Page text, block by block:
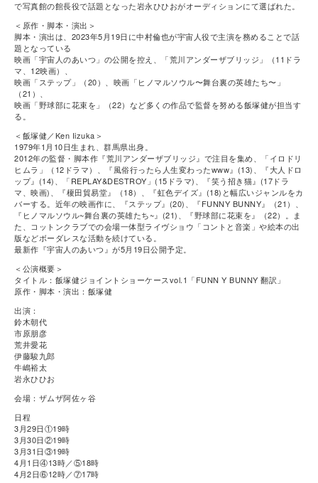
で写真館の館長役で話題となった岩永ひひおがオーディションにて選ばれた。
＜原作・脚本・演出＞
脚本・演出は、2023年5月19日に中村倫也が宇宙人役で主演を務めることで話
題となっている
映画「宇宙人のあいつ」の公開を控え、「荒川アンダーザブリッジ」（11ドラ
マ、12映画）、
映画「ステップ」（20）、映画「ヒノマルソウル〜舞台裏の英雄たち〜」
（21）、
映画「野球部に花束を」（22）など多くの作品で監督を努める飯塚健が担当す
る。
＜飯塚健／Ken Iizuka＞
1979年1月10日生まれ、群馬県出身。
2012年の監督・脚本作『荒川アンダーザブリッジ』で注目を集め、「イロドリ
ヒムラ」（12ドラマ）、『風俗行ったら人生変わったwww』(13)、『大人ドロ
ップ』(14)、「REPLAY&DESTROY」(15ドラマ)、『笑う招き猫』(17ドラ
マ、映画)、『榎田貿易堂』（18）、『虹色デイズ』(18)と幅広いジャンルをカ
バーする。近年の映画作に、『ステップ』(20)、『FUNNY BUNNY』（21）、
『ヒノマルソウル~舞台裏の英雄たち~』(21)、『野球部に花束を』（22）。ま
た、コットンクラブでの会場一体型ライヴショウ「コントと音楽」や絵本の出
版などボーダレスな活動を続けている。
最新作『宇宙人のあいつ』が5月19日公開予定。
＜公演概要＞
タイトル：飯塚健ジョイントショーケースvol.1「FUNN Y BUNNY 翻訳」
原作・脚本・演出：飯塚健
出演：
鈴木朝代
市原朋彦
荒井愛花
伊藤駿九郎
牛嶋裕太
岩永ひひお
会場：ザムザ阿佐ヶ谷
日程
3月29日①19時
3月30日②19時
3月31日③19時
4月1日④13時／⑤18時
4月2日⑥12時／⑦17時